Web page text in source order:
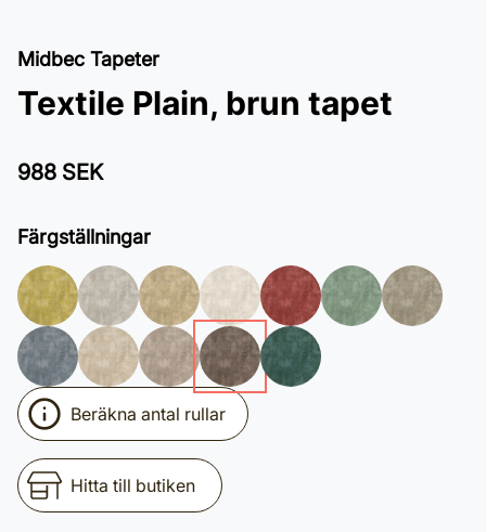
Midbec Tapeter
Textile Plain, brun tapet
988 SEK
Färgställningar
Beräkna antal rullar
Hitta till butiken